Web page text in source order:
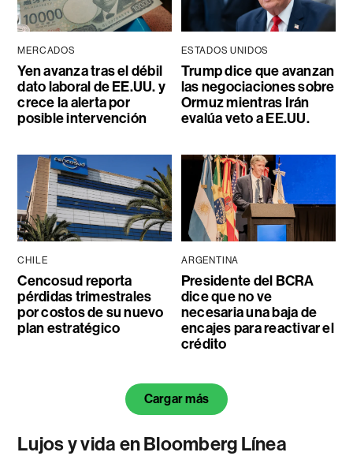
MERCADOS
Yen avanza tras el débil
dato laboral de EE.UU. y
crece la alerta por
posible intervención
ESTADOS UNIDOS
Trump dice que avanzan
las negociaciones sobre
Ormuz mientras Irán
evalúa veto a EE.UU.
CHILE
Cencosud reporta
pérdidas trimestrales
por costos de su nuevo
plan estratégico
ARGENTINA
Presidente del BCRA
dice que no ve
necesaria una baja de
encajes para reactivar el
crédito
Cargar más
Lujos y vida en Bloomberg Línea